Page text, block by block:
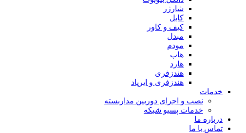
شارژر
کابل
کیف و کاور
مبدل
مودم
هاب
هارد
هندزفری
هندزفری و ایرپاد
خدمات
نصب و اجرای دوربین مداربسته
خدمات پسیو شبکه
درباره ما
تماس با ما